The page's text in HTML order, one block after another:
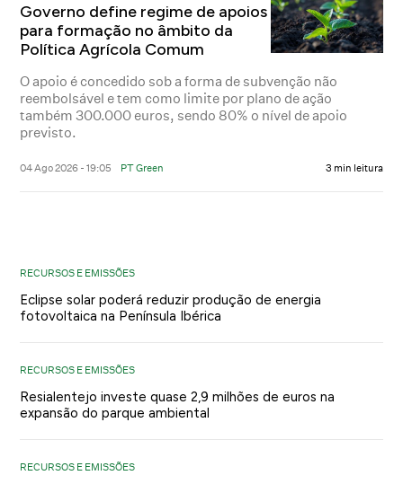
Governo define regime de apoios
para formação no âmbito da
Política Agrícola Comum
O apoio é concedido sob a forma de subvenção não
reembolsável e tem como limite por plano de ação
também 300.000 euros, sendo 80% o nível de apoio
previsto.
04 Ago 2026 - 19:05 PT Green 3 min leitura
RECURSOS E EMISSÕES
Eclipse solar poderá reduzir produção de energia
fotovoltaica na Península Ibérica
RECURSOS E EMISSÕES
Resialentejo investe quase 2,9 milhões de euros na
expansão do parque ambiental
RECURSOS E EMISSÕES